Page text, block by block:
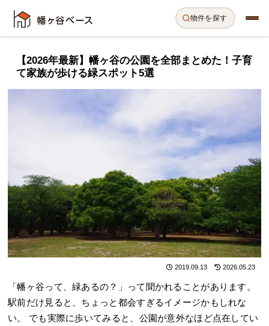
物件を探す
【2026年最新】幡ヶ谷の公園を全部まとめた！子育
て家族が歩ける緑スポット5選
2019.09.13 2026.05.23
「幡ヶ谷って、緑あるの？」って聞かれることがあります。
駅前だけ見ると、ちょっと都会すぎるイメージかもしれな
い。 でも実際に歩いてみると、公園が意外なほど点在してい